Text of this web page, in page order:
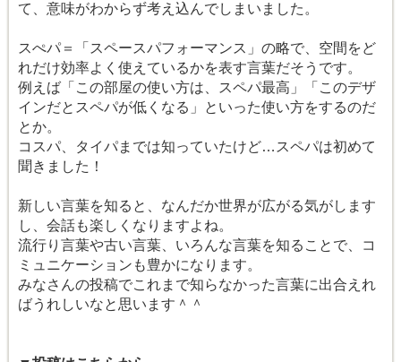
て、意味がわからず考え込んでしまいました。
スぺパ＝「スペースパフォーマンス」の略で、空間をど
れだけ効率よく使えているかを表す言葉だそうです。
例えば「この部屋の使い方は、スペパ最高」「このデザ
インだとスペパが低くなる」といった使い方をするのだ
とか。
コスパ、タイパまでは知っていたけど…スペパは初めて
聞きました！
新しい言葉を知ると、なんだか世界が広がる気がします
し、会話も楽しくなりますよね。
流行り言葉や古い言葉、いろんな言葉を知ることで、コ
ミュニケーションも豊かになります。
みなさんの投稿でこれまで知らなかった言葉に出合えれ
ばうれしいなと思います＾＾